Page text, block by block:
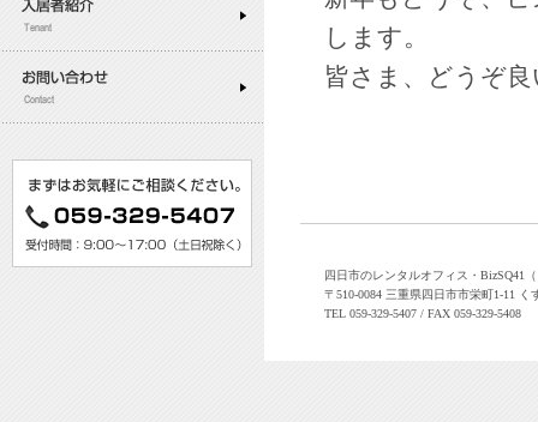
します。
皆さま、どうぞ
四日市のレンタルオフィス・BizSQ41
〒510-0084 三重県四日市市栄町1-11 く
TEL 059-329-5407 / FAX 059-329-5408